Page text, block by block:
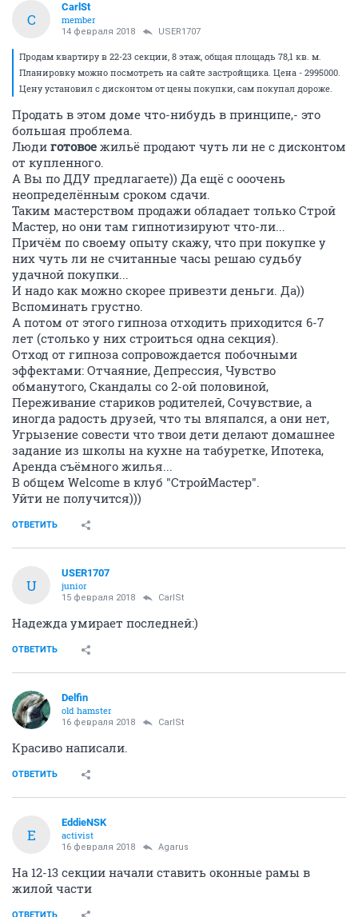
C
CarlSt
member
14 февраля 2018 USER1707
Продам квартиру в 22-23 секции, 8 этаж, общая площадь 78,1 кв. м.
Планировку можно посмотреть на сайте застройщика. Цена - 2995000.
Цену установил с дисконтом от цены покупки, сам покупал дороже.
Продать в этом доме что-нибудь в принципе,- это
большая проблема.
Люди готовое жильё продают чуть ли не с дисконтом
от купленного.
А Вы по ДДУ предлагаете)) Да ещё с ооочень
неопределённым сроком сдачи.
Таким мастерством продажи обладает только Строй
Мастер, но они там гипнотизируют что-ли...
Причём по своему опыту скажу, что при покупке у
них чуть ли не считанные часы решаю судьбу
удачной покупки...
И надо как можно скорее привезти деньги. Да))
Вспоминать грустно.
А потом от этого гипноза отходить приходится 6-7
лет (столько у них строиться одна секция).
Отход от гипноза сопровождается побочными
эффектами: Отчаяние, Депрессия, Чувство
обманутого, Скандалы со 2-ой половиной,
Переживание стариков родителей, Сочувствие, а
иногда радость друзей, что ты вляпался, а они нет,
Угрызение совести что твои дети делают домашнее
задание из школы на кухне на табуретке, Ипотека,
Аренда съёмного жилья...
В общем Welcome в клуб "СтройМастер".
Уйти не получится)))
ОТВЕТИТЬ
U
USER1707
junior
15 февраля 2018 CarlSt
Надежда умирает последней:)
ОТВЕТИТЬ
Delfin
old hamster
16 февраля 2018 CarlSt
Красиво написали.
ОТВЕТИТЬ
E
EddieNSK
activist
16 февраля 2018 Agarus
На 12-13 секции начали ставить оконные рамы в
жилой части